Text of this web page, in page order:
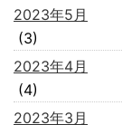
2023年5月
(3)
2023年4月
(4)
2023年3月